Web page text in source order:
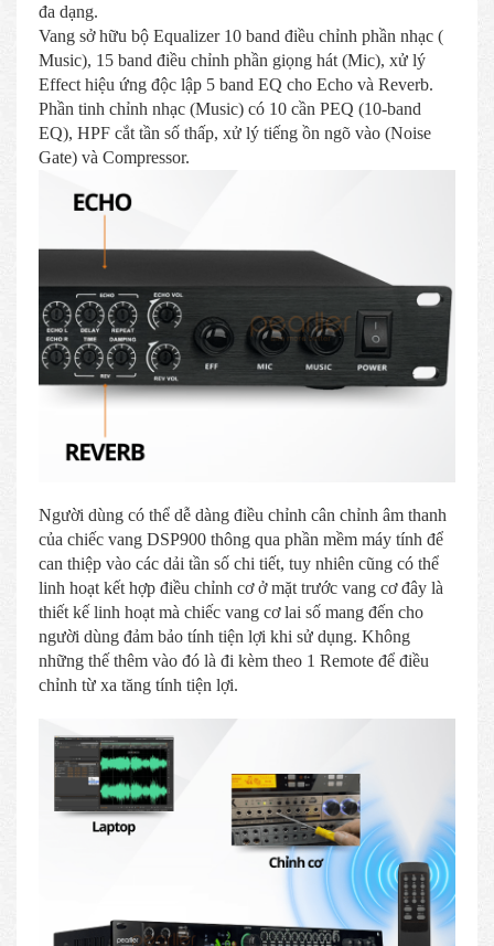
đa dạng.
Vang sở hữu bộ Equalizer 10 band điều chỉnh phần nhạc (
Music), 15 band điều chỉnh phần giọng hát (Mic), xử lý
Effect hiệu ứng độc lập 5 band EQ cho Echo và Reverb.
Phần tinh chỉnh nhạc (Music) có 10 cần PEQ (10-band
EQ), HPF cắt tần số thấp, xử lý tiếng ồn ngõ vào (Noise
Gate) và Compressor.
Người dùng có thể dễ dàng điều chỉnh cân chỉnh âm thanh
của chiếc vang DSP900 thông qua phần mềm máy tính để
can thiệp vào các dải tần số chi tiết, tuy nhiên cũng có thể
linh hoạt kết hợp điều chỉnh cơ ở mặt trước vang cơ đây là
thiết kế linh hoạt mà chiếc vang cơ lai số mang đến cho
người dùng đảm bảo tính tiện lợi khi sử dụng. Không
những thế thêm vào đó là đi kèm theo 1 Remote để điều
chỉnh từ xa tăng tính tiện lợi.